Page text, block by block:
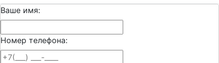
Ваше имя:
Номер телефона: